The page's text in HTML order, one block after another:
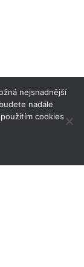
nejsnadnější
nadále
cookies